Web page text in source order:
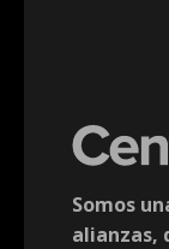
Somos
alianzas,